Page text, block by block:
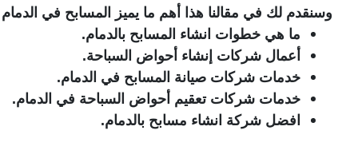
وسنقدم لك في مقالنا هذا أهم ما يميز المسابح في الدمام
ما هي خطوات انشاء المسابح بالدمام.
أعمال شركات إنشاء أحواض السباحة.
خدمات شركات صيانة المسابح في الدمام.
خدمات شركات تعقيم أحواض السباحة في الدمام.
افضل شركة انشاء مسابح بالدمام.